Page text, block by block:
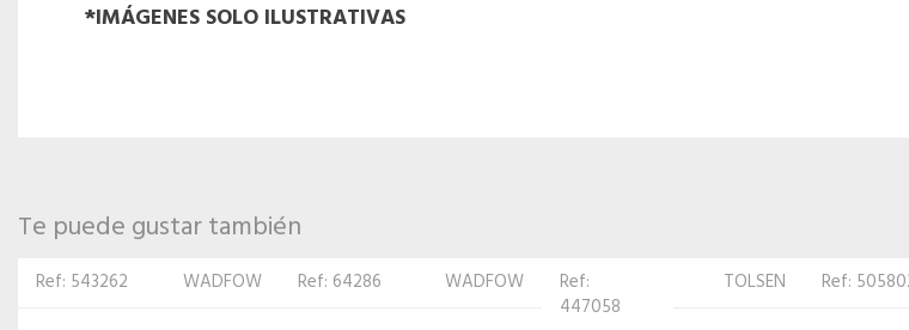
*IMÁGENES SOLO ILUSTRATIVAS
Te puede gustar también
Ref: 64286 WADFOW
Ref:
TOLSEN Ref: 505802 WADFOW Ref: